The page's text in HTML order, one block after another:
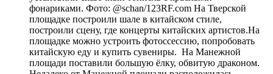
фонариками. Фото: @schan/123RF.com На Тверской
площадке построили шале в китайском стиле,
построили сцену, где концерты китайских артистов.На
площадке можно устроить фотоссессию, попробовать
китайскую еду и купить сувениры. На Манежной
площади поставили большую ёлку, обвитую драконом.